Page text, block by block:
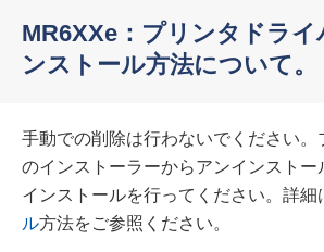
MR6XXe：プリンタドライ
ンストール方法について。
手動での削除は行わないでください。
のインストーラーからアンインストー
インストールを行ってください。詳細
ル方法をご参照ください。